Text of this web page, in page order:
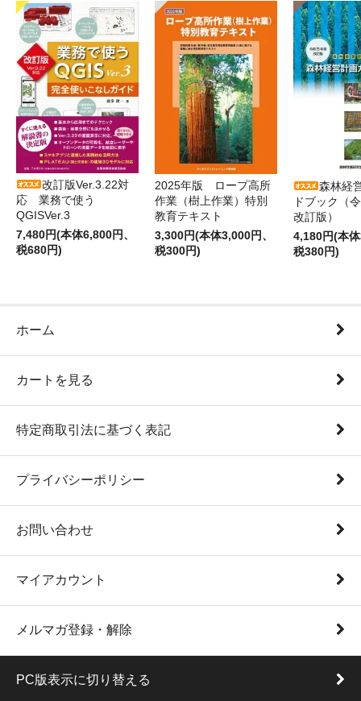
改訂版Ver.3.22対
応 業務で使う
QGISVer.3
7,480円(本体6,800円、
税680円)
2025年版 ロープ高所
作業（樹上作業）特別
教育テキスト
3,300円(本体3,000円、
税300円)
森林経
ドブック（
改訂版）
4,180円(本
税380円)
ホーム
カートを見る
特定商取引法に基づく表記
プライバシーポリシー
お問い合わせ
マイアカウント
メルマガ登録・解除
PC版表示に切り替える